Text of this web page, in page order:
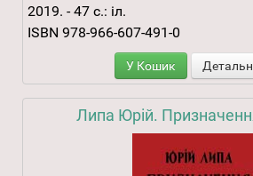
2019. - 47 с.: іл.
ISBN 978-966-607-491-0
У Кошик
Липа Юрій.